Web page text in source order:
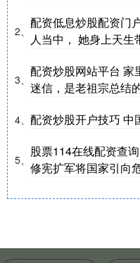
2、
配资低息炒股配资门
人当中， 她身上天生
3、
配资炒股网站平台 家
迷信，是老祖宗总结
4、 配资炒股开户技巧 中
5、
股票114在线配资查
修宪扩军将国家引向